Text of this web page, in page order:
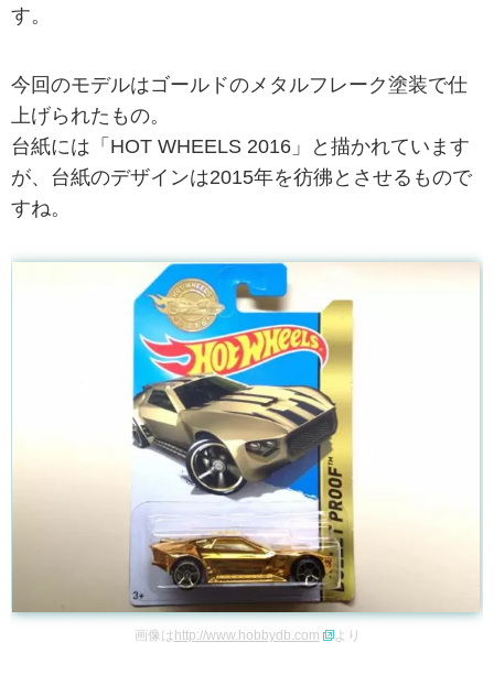
す。
今回のモデルはゴールドのメタルフレーク塗装で仕
上げられたもの。
台紙には「HOT WHEELS 2016」と描かれています
が、台紙のデザインは2015年を彷彿とさせるもので
すね。
画像は http://www.hobbydb.com より